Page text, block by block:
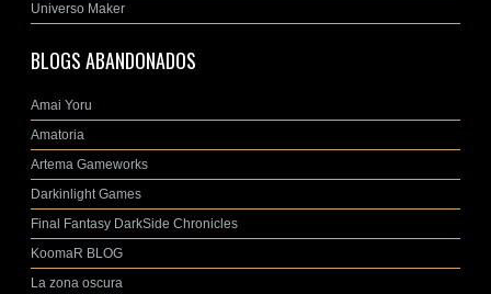
Universo Maker
BLOGS ABANDONADOS
Amai Yoru
Amatoria
Artema Gameworks
Darkinlight Games
Final Fantasy DarkSide Chronicles
KoomaR BLOG
La zona oscura